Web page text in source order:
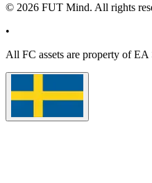
© 2026 FUT Mind. All rights
•
All FC assets are property of EA